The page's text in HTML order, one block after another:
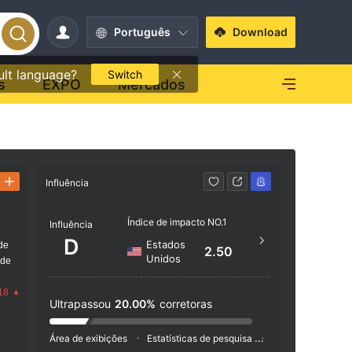
Português
language? Switch
Download
EXPO Mercados
Influência
Influência
D
Índice de impacto NO.1
Estados
Unidos
2.50
Ultrapassou 20.00% corretoras
Área de exibições Estatísticas de pesquisa